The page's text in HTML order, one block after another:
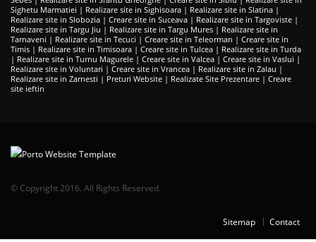
Sighetu Marmatiei | Realizare site in Sighisoara | Realizare site in Slatina |
Realizare site in Slobozia | Creare site in Suceava | Realizare site in Targoviste |
Realizare site in Targu Jiu | Realizare site in Targu Mures | Realizare site in
Tarnaveni | Realizare site in Tecuci | Creare site in Teleorman | Creare site in
Timis | Realizare site in Timisoara | Creare site in Tulcea | Realizare site in Turda
| Realizare site in Turnu Magurele | Creare site in Valcea | Creare site in Vaslui |
Realizare site in Voluntari | Creare site in Vrancea | Realizare site in Zalau |
Realizare site in Zarnesti | Preturi Website | Realizate Site Prezentare | Creare
site ieftin
© Copyright 2016. All Rights Reserved.
Sitemap Contact